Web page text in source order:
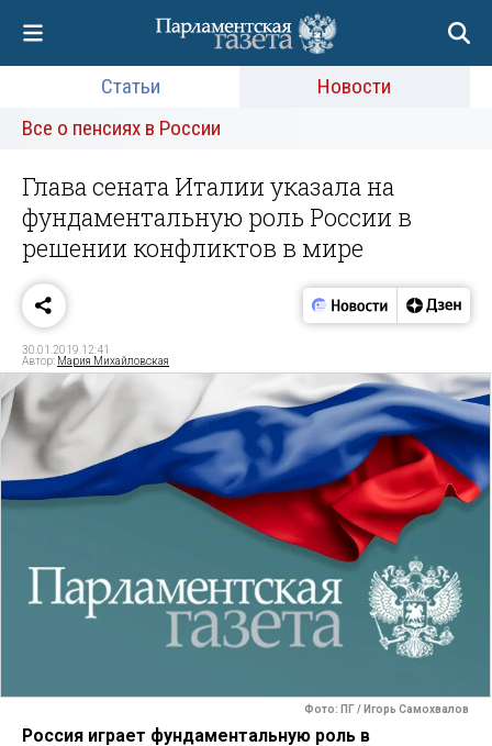
Статьи
Новости
Все о пенсиях в России
Глава сената Италии указала на
фундаментальную роль России в
решении конфликтов в мире
30.01.2019 12:41
Автор: Мария Михайловская
Фото: ПГ / Игорь Самохвалов
Россия играет фундаментальную роль в